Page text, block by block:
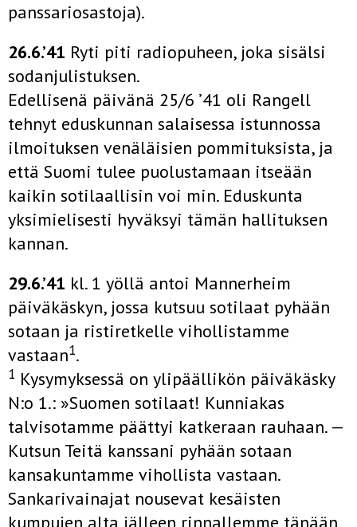
panssariosastoja).
26.6.’41 Ryti piti radiopuheen, joka sisälsi
sodanjulistuksen.
Edellisenä päivänä 25/6 ’41 oli Rangell
tehnyt eduskunnan salaisessa istunnossa
ilmoituksen venäläisien pommituksista, ja
että Suomi tulee puolustamaan itseään
kaikin sotilaallisin voi­ min. Eduskunta
yksimielisesti hyväksyi tämän hallituksen
kannan.
29.6.’41 kl. 1 yöllä antoi Mannerheim
päiväkäskyn, jossa kutsuu sotilaat pyhään
sotaan ja ristiretkelle vihollistamme
vastaan1.
1 Kysymyksessä on ylipäällikön päiväkäsky
N:o 1.: »Suomen sotilaat! Kunniakas
talvisotamme päättyi katkeraan rauhaan. —
Kutsun Teitä kanssani pyhään sotaan
kansakuntamme vihollista vastaan.
Sankarivainajat nousevat kesäisten
kumpujen alta jälleen rinnallemme tänään,